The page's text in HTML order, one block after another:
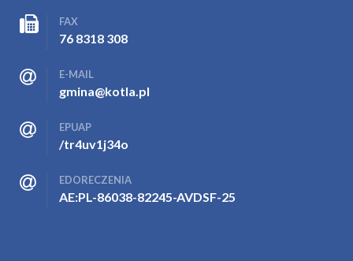
FAX
76 8318 308
E-MAIL
gmina@kotla.pl
EPUAP
/tr4uv1j34o
EDORECZENIA
AE:PL-86038-82245-AVDSF-25